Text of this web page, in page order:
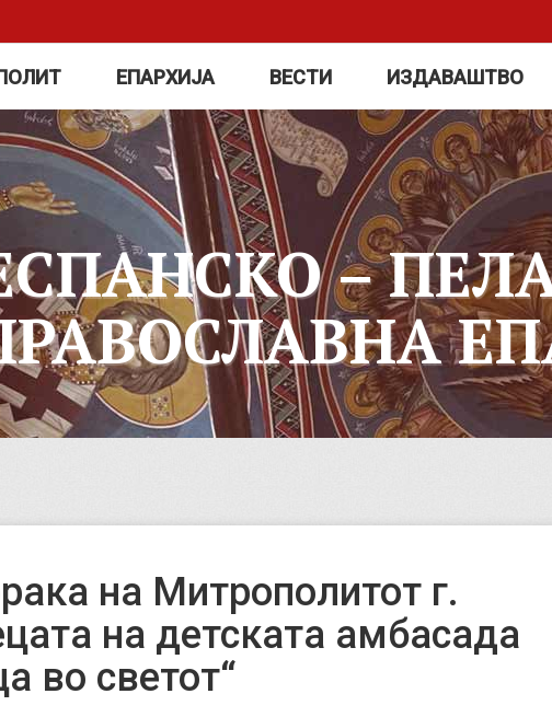
ЕПАРХИЈА ВЕСТИ ИЗДАВАШТВО
–
на Митрополитот г.
на детската амбасада
во светот“